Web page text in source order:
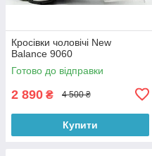
Кросівки чоловічі New
Balance 9060
Готово до відправки
2 890 ₴ 4 500 ₴
Купити